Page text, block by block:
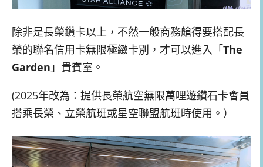
除非是長榮鑽卡以上，不然一般商務艙得要搭配長
榮的聯名信用卡無限極緻卡別，才可以進入「The
Garden 」貴賓室。
(2025年改為：提供長榮航空無限萬哩遊鑽石卡會員
搭乘長榮、立榮航班或星空聯盟航班時使用。）